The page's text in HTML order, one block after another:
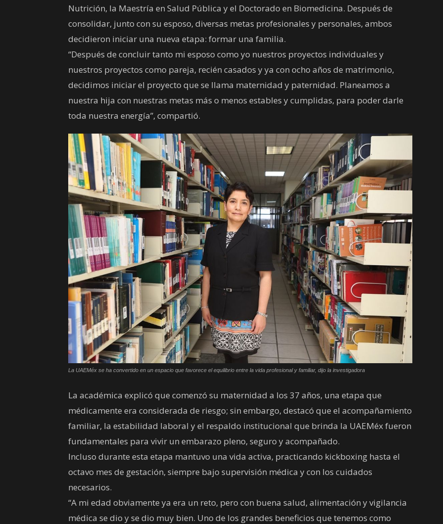
Nutrición, la Maestría en Salud Pública y el Doctorado en Biomedicina. Después de
consolidar, junto con su esposo, diversas metas profesionales y personales, ambos
decidieron iniciar una nueva etapa: formar una familia.
“Después de concluir tanto mi esposo como yo nuestros proyectos individuales y
nuestros proyectos como pareja, recién casados y ya con ocho años de matrimonio,
decidimos iniciar el proyecto que se llama maternidad y paternidad. Planeamos a
nuestra hija con nuestras metas más o menos estables y cumplidas, para poder darle
toda nuestra energía”, compartió.
La UAEMéx se ha convertido en un espacio que favorece el equilibrio entre la vida profesional y familiar, dijo la investigadora
La académica explicó que comenzó su maternidad a los 37 años, una etapa que
médicamente era considerada de riesgo; sin embargo, destacó que el acompañamiento
familiar, la estabilidad laboral y el respaldo institucional que brinda la UAEMéx fueron
fundamentales para vivir un embarazo pleno, seguro y acompañado.
Incluso durante esta etapa mantuvo una vida activa, practicando kickboxing hasta el
octavo mes de gestación, siempre bajo supervisión médica y con los cuidados
necesarios.
“A mi edad obviamente ya era un reto, pero con buena salud, alimentación y vigilancia
médica se dio y se dio muy bien. Uno de los grandes beneficios que tenemos como